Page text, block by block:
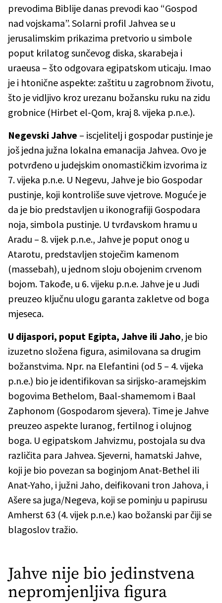
prevodima Biblije danas prevodi kao “Gospod
nad vojskama”. Solarni profil Jahvea se u
jerusalimskim prikazima pretvorio u simbole
poput krilatog sunčevog diska, skarabeja i
uraeusa – što odgovara egipatskom uticaju. Imao
je i htonične aspekte: zaštitu u zagrobnom životu,
što je vidljivo kroz urezanu božansku ruku na zidu
grobnice (Hirbet el-Qom, kraj 8. vijeka p.n.e.).
Negevski Jahve – iscjelitelj i gospodar pustinje je
još jedna južna lokalna emanacija Jahvea. Ovo je
potvrđeno u judejskim onomastičkim izvorima iz
7. vijeka p.n.e. U Negevu, Jahve je bio Gospodar
pustinje, koji kontroliše suve vjetrove. Moguće je
da je bio predstavljen u ikonografiji Gospodara
noja, simbola pustinje. U tvrđavskom hramu u
Aradu – 8. vijek p.n.e., Jahve je poput onog u
Atarotu, predstavljen stoječim kamenom
(massebah), u jednom sloju obojenim crvenom
bojom. Takođe, u 6. vijeku p.n.e. Jahve je u Judi
preuzeo ključnu ulogu garanta zakletve od boga
mjeseca.
U dijaspori, poput Egipta, Jahve ili Jaho, je bio
izuzetno složena figura, asimilovana sa drugim
božanstvima. Npr. na Elefantini (od 5 – 4. vijeka
p.n.e.) bio je identifikovan sa sirijsko-aramejskim
bogovima Bethelom, Baal-shamemom i Baal
Zaphonom (Gospodarom sjevera). Time je Jahve
preuzeo aspekte luranog, fertilnog i olujnog
boga. U egipatskom Jahvizmu, postojala su dva
različita para Jahvea. Sjeverni, hamatski Jahve,
koji je bio povezan sa boginjom Anat-Bethel ili
Anat-Yaho, i južni Jaho, deifikovani tron Jahova, i
Ašere sa juga/Negeva, koji se pominju u papirusu
Amherst 63 (4. vijek p.n.e.) kao božanski par čiji se
blagoslov tražio.
Jahve nije bio jedinstvena
nepromjenljiva figura